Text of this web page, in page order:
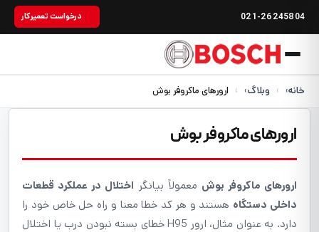
021-26245804 درخواست تعمیرکار
خانه› وبلاگ› ارورهای ماکروفر بوش
ارورهای ماکروفر بوش
ارورهای ماکروفر بوش معمولاً بیانگر اختلال در عملکرد قطعات
داخلی دستگاه هستند و هر کد خطا معنا و راه حل خاص خود را
دارد. به عنوان مثال، ارور H95 خطای بسته نبودن درب یا اختلال